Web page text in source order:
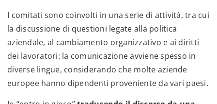
I comitati sono coinvolti in una serie di attività, tra cui
la discussione di questioni legate alla politica
aziendale, al cambiamento organizzativo e ai diritti
dei lavoratori: la comunicazione avviene spesso in
diverse lingue, considerando che molte aziende
europee hanno dipendenti proveniente da vari paesi.